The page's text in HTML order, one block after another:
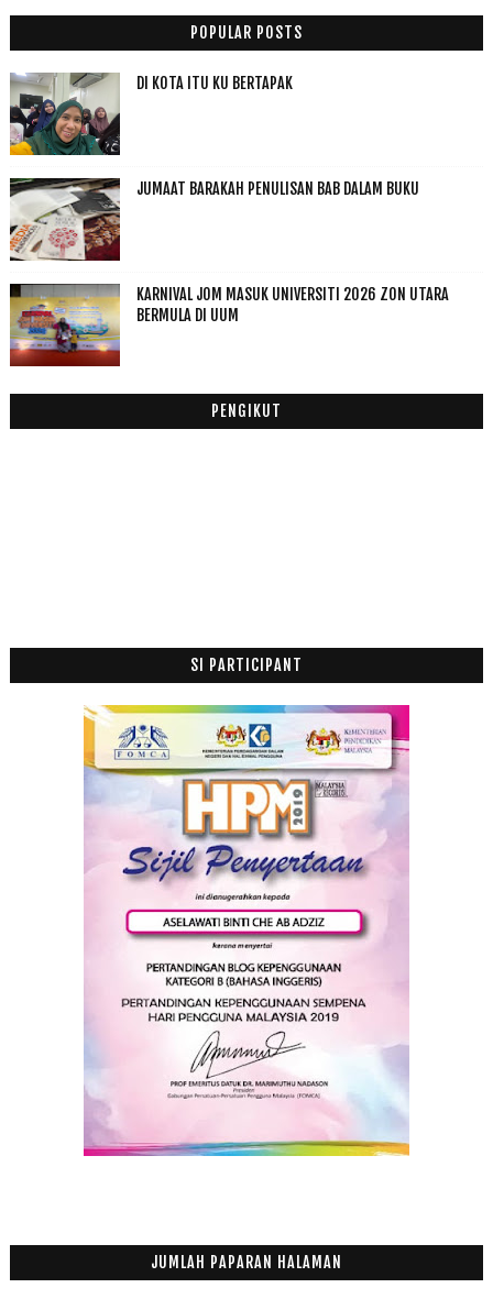
►September(23)
►Ogos(16)
►Julai(23)
►Jun(28)
▼Mei(12)
Allhamdulillah Settle PTPTN dengan JanjiNya
3 Burger Menarik di Kedah
Pedihnya Bila Ditegur Oleh Ustaz
Chefmanship Akademi mendidik pengendali makanan de...
Senarai 15 Kabinet Pakatan Harapan
Marhaban Ya Ramadhan
SENMY Ekstrak Tumbuhan: Syampu Merawat dan Mengata...
►2017(199)
(199)
(53)
POPULAR POSTS
DI KOTA ITU KU BERTAPAK
JUMAAT BARAKAH PENULISAN BAB DALAM BUKU
KARNIVAL JOM MASUK UNIVERSITI 2026 ZON UTARA
BERMULA DI UUM
PENGIKUT
SI PARTICIPANT
JUMLAH PAPARAN HALAMAN